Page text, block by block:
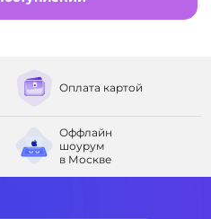
Оплата картой
Оффлайн
шоурум
в Москве